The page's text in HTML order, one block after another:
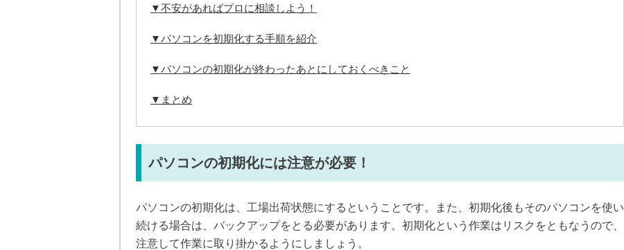
▼不安があればプロに相談しよう！
▼パソコンを初期化する手順を紹介
▼パソコンの初期化が終わったあとにしておくべきこと
▼まとめ
パソコンの初期化には注意が必要！
パソコンの初期化は、工場出荷状態にするということです。また、初期化後もそのパソコンを使い
続ける場合は、バックアップをとる必要があります。初期化という作業はリスクをともなうので、
注意して作業に取り掛かるようにしましょう。